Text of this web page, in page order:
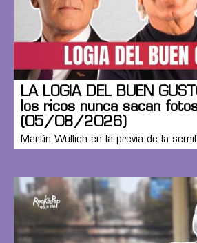
LA LOGIA DEL BUEN
los ricos nunca sacan
(05/08/2026)
Martín Wullich en la previa de la